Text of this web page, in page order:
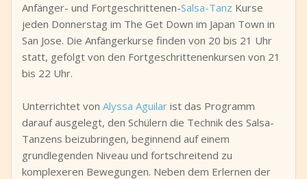
Anfänger- und Fortgeschrittenen-Salsa-Tanz Kurse
jeden Donnerstag im The Get Down im Japan Town in
San Jose. Die Anfängerkurse finden von 20 bis 21 Uhr
statt, gefolgt von den Fortgeschrittenenkursen von 21
bis 22 Uhr.
Unterrichtet von Alyssa Aguilar ist das Programm
darauf ausgelegt, den Schülern die Technik des Salsa-
Tanzens beizubringen, beginnend auf einem
grundlegenden Niveau und fortschreitend zu
komplexeren Bewegungen. Neben dem Erlernen der